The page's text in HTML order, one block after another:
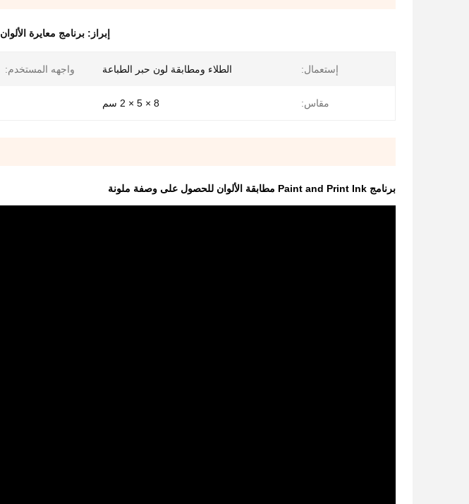
إبراز: برنامج معايرة الألوان
إستعمال: الطلاء ومطابقة لون حبر الطباعة واجهه المستخدم:
مقاس: 8 × 5 × 2 سم
برنامج Paint and Print Ink مطابقة الألوان للحصول على وصفة ملونة